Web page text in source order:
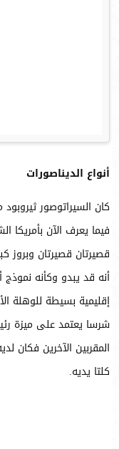
أنواع الديناصورات
كان السيراتوصور
فيما يعرف الآن بأمريكا
قصيرتان قصيرتان وبروز
أنه قد يبدو وكأنه
إقليمية بسيطة للوهلة
شرسا يعتمد على ميزة
المقربين الآخرين فكان
كلتا يديه.